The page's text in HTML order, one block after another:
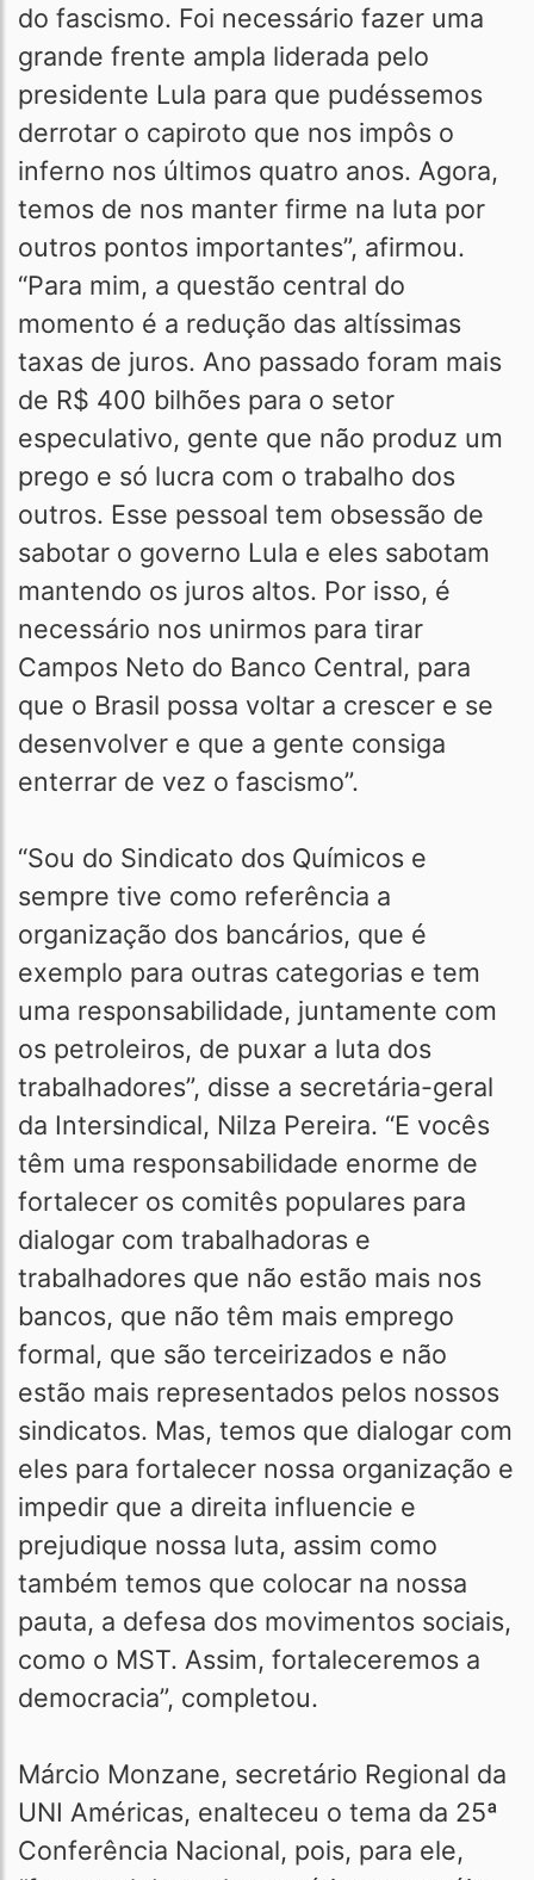
do fascismo. Foi necessário fazer uma
grande frente ampla liderada pelo
presidente Lula para que pudéssemos
derrotar o capiroto que nos impôs o
inferno nos últimos quatro anos. Agora,
temos de nos manter firme na luta por
outros pontos importantes”, afirmou.
“Para mim, a questão central do
momento é a redução das altíssimas
taxas de juros. Ano passado foram mais
de R$ 400 bilhões para o setor
especulativo, gente que não produz um
prego e só lucra com o trabalho dos
outros. Esse pessoal tem obsessão de
sabotar o governo Lula e eles sabotam
mantendo os juros altos. Por isso, é
necessário nos unirmos para tirar
Campos Neto do Banco Central, para
que o Brasil possa voltar a crescer e se
desenvolver e que a gente consiga
enterrar de vez o fascismo”.
“Sou do Sindicato dos Químicos e
sempre tive como referência a
organização dos bancários, que é
exemplo para outras categorias e tem
uma responsabilidade, juntamente com
os petroleiros, de puxar a luta dos
trabalhadores”, disse a secretária-geral
da Intersindical, Nilza Pereira. “E vocês
têm uma responsabilidade enorme de
fortalecer os comitês populares para
dialogar com trabalhadoras e
trabalhadores que não estão mais nos
bancos, que não têm mais emprego
formal, que são terceirizados e não
estão mais representados pelos nossos
sindicatos. Mas, temos que dialogar com
eles para fortalecer nossa organização e
impedir que a direita influencie e
prejudique nossa luta, assim como
também temos que colocar na nossa
pauta, a defesa dos movimentos sociais,
como o MST. Assim, fortaleceremos a
democracia”, completou.
Márcio Monzane, secretário Regional da
UNI Américas, enalteceu o tema da 25ª
Conferência Nacional, pois, para ele,